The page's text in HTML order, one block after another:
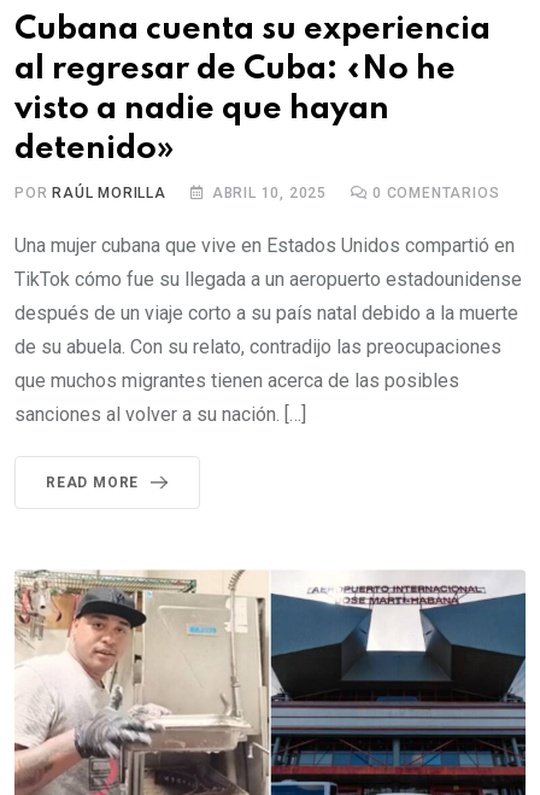
Cubana cuenta su experiencia
al regresar de Cuba: «No he
visto a nadie que hayan
detenido»
POR RAÚL MORILLA ABRIL 10, 2025 0 COMENTARIOS
Una mujer cubana que vive en Estados Unidos compartió en
TikTok cómo fue su llegada a un aeropuerto estadounidense
después de un viaje corto a su país natal debido a la muerte
de su abuela. Con su relato, contradijo las preocupaciones
que muchos migrantes tienen acerca de las posibles
sanciones al volver a su nación. […]
READ MORE